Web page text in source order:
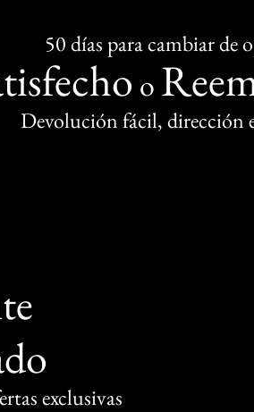
50 días para cambiar de
o
Devolución fácil, dirección
exclusivas